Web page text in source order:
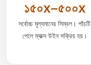
১৫০x–৫০০x
সর্বোচ্চ মূল্যমানের সিম্বল। পাঁচটি
পেলে ম্যাক্স উইন সক্রিয় হয়।